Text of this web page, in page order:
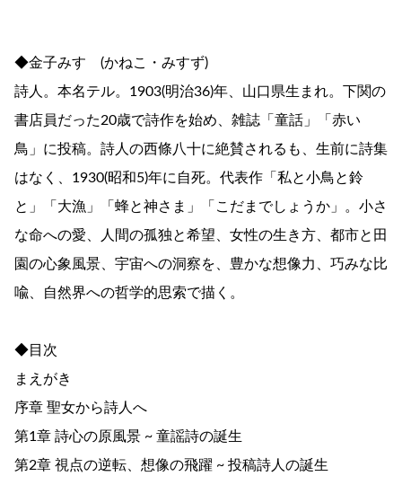
◆金子みすゞ(かねこ・みすず)
詩人。本名テル。1903(明治36)年、山口県生まれ。下関の
書店員だった20歳で詩作を始め、雑誌「童話」「赤い
鳥」に投稿。詩人の西條八十に絶賛されるも、生前に詩集
はなく、1930(昭和5)年に自死。代表作「私と小鳥と鈴
と」「大漁」「蜂と神さま」「こだまでしょうか」。小さ
な命への愛、人間の孤独と希望、女性の生き方、都市と田
園の心象風景、宇宙への洞察を、豊かな想像力、巧みな比
喩、自然界への哲学的思索で描く。
◆目次
まえがき
序章 聖女から詩人へ
第1章 詩心の原風景 ~ 童謡詩の誕生
第2章 視点の逆転、想像の飛躍 ~ 投稿詩人の誕生